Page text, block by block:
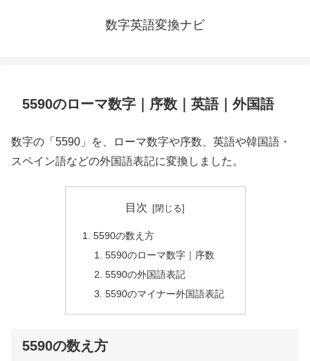
数字英語変換ナビ
5590のローマ数字｜序数｜英語｜外国語
数字の「5590」を、ローマ数字や序数、英語や韓国語・
スペイン語などの外国語表記に変換しました。
目次
5590の数え方
5590のローマ数字｜序数
5590の外国語表記
5590のマイナー外国語表記
5590の数え方